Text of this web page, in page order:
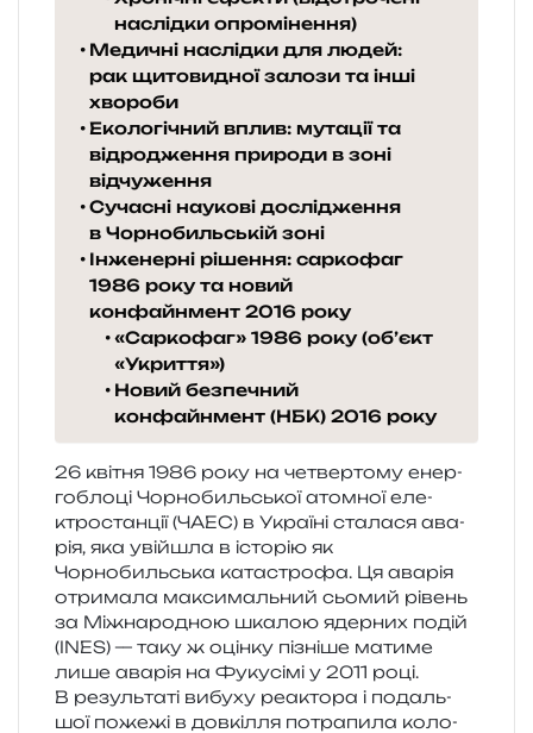
наслідки опромінення)
Медичні наслідки для людей:
рак щитовидної залози та інші
хвороби
Екологічний вплив: мутації та
відродження природи в зоні
відчуження
Сучасні наукові дослідження
в Чорнобильській зоні
Інженерні рішення: саркофаг
1986 року та новий
конфайнмент 2016 року
«Саркофаг» 1986 року (об’єкт
«Укриття»)
Новий безпечний
конфайнмент (НБК) 2016 року
26 кві­тня 1986 року на четвер­то­му енер­
го­бло­ці Чорнобильської атом­ної еле­
ктро­стан­ції (ЧАЕС) в Україні ста­ла­ся ава­
рія, яка уві­йшла в істо­рію як
Чорнобильська ката­стро­фа. Ця ава­рія
отри­ма­ла макси­маль­ний сьо­мий рівень
за Міжнародною шка­лою ядер­них подій
(INES) — таку ж оцін­ку пізні­ше мати­ме
лише ава­рія на Фукусімі у 2011 році.
В резуль­та­ті вибу­ху реакто­ра і подаль­
шої поже­жі в дов­кі­л­ля потра­пи­ла коло­